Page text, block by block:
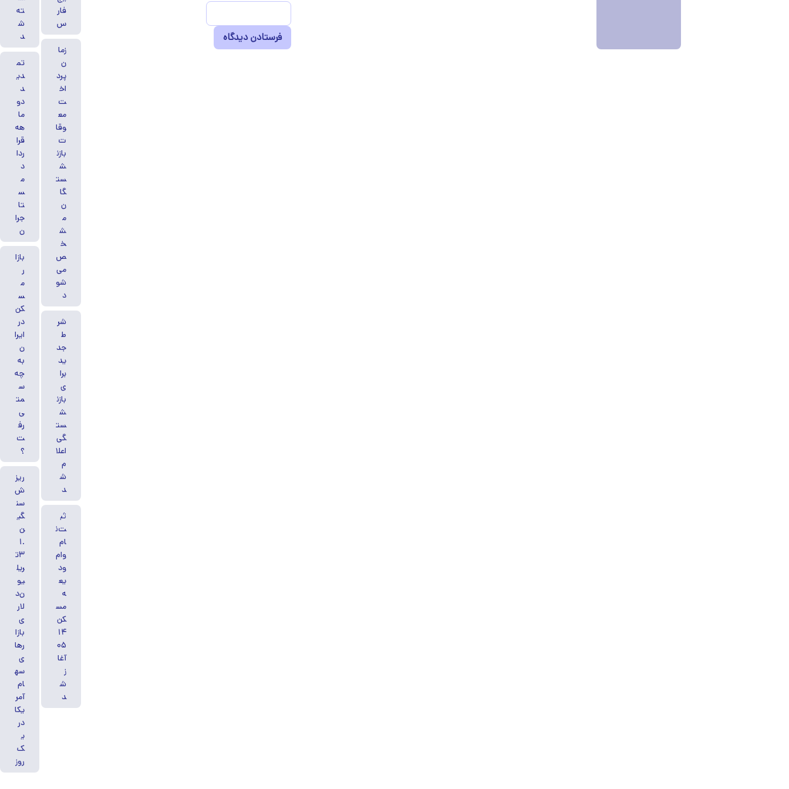
فار
س
زما
ن
پرد
اخ
ت
مع
وقا
ت
بازن
ش
ست
گا
ن
م
ش
خ
ص
می‌
شو
د
شر
ط
جد
ید
برا
ی
بازن
ش
ست
گی
اعلا
م
ش
د
ثب
ت‌ن
ام
وام
ود
یع
ه
مس
کن
۱۴
۰۵
آغا
ز
ش
د
ته
ش
د
تم
دی
د
دو
ما
هه
قرا
ردا
د
م
س
تا
جرا
ن
بازا
ر
م
س
کن
در
ایرا
ن
به
چه
س
مت
ی
رف
ت
؟
ریز
ش
سن
گی
ن
۱.
۳ت
ریل
یو
ن‌د
لار
ی
بازا
رها
ی
سه
ام
آمر
یکا
در
ی
ک
روز